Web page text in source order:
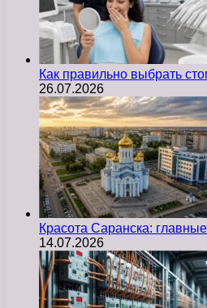
Как правильно выбрать
26.07.2026
Красота Саранска:
14.07.2026